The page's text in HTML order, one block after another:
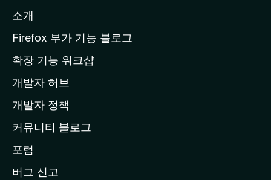
l
a
페
이
지
이
동
소개
Firefox 부가 기능 블로그
확장 기능 워크샵
개발자 허브
개발자 정책
커뮤니티 블로그
포럼
버그 신고